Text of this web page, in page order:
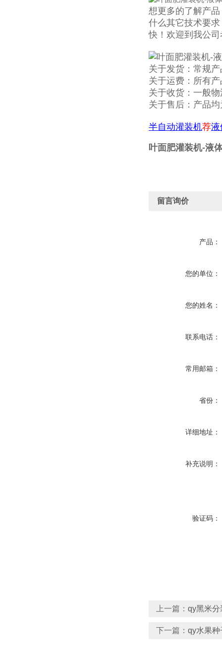
想更多的了解产
什么其它技术要
快！欢迎到我公
关于发货：常规
关于运费：所有
关于收货：一般
关于售后：产品
半自动灌装机荐液
叶面肥灌装机-液
留言询价
产品：
您的单位：
您的姓名：
联系电话：
常用邮箱：
省份：
详细地址：
补充说明：
验证码：
上一篇： qy黑米分
下一篇： qy水果种